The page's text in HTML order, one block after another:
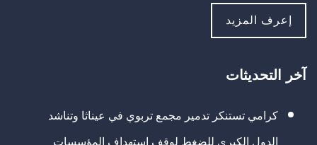
إعرف المزيد
آخر التحديثات
كرامي تستنكر تدمير مجمع تربوي في عيناثا وتناشد
الدول الكبرى للضغط لوقف استهداف المؤسسات